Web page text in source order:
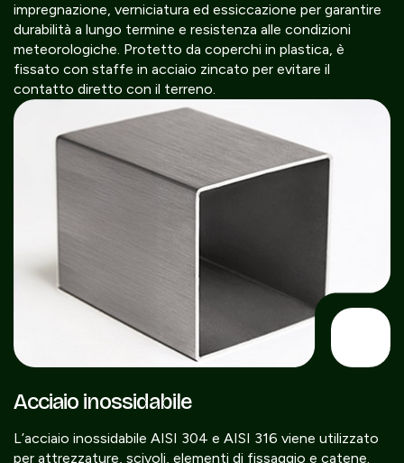
impregnazione, verniciatura ed essiccazione per garantire
durabilità a lungo termine e resistenza alle condizioni
meteorologiche. Protetto da coperchi in plastica, è
fissato con staffe in acciaio zincato per evitare il
contatto diretto con il terreno.
Acciaio inossidabile
L’acciaio inossidabile AISI 304 e AISI 316 viene utilizzato
per attrezzature, scivoli, elementi di fissaggio e catene.